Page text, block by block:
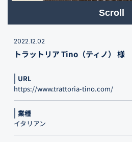
Scroll
2022.12.02
トラットリア Tino（ティノ） 様
URL
https://www.trattoria-tino.com/
業種
イタリアン